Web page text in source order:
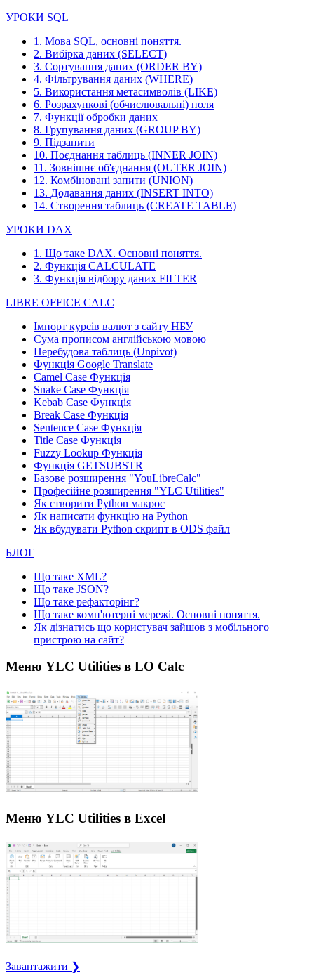
УРОКИ SQL
1. Мова SQL, основні поняття.
2. Вибірка даних (SELECT)
3. Сортування даних (ORDER BY)
4. Фільтрування даних (WHERE)
5. Використання метасимволів (LIKE)
6. Розрахункові (обчислювальні) поля
7. Функції обробки даних
8. Групування даних (GROUP BY)
9. Підзапити
10. Поєднання таблиць (INNER JOIN)
11. Зовнішнє об'єднання (OUTER JOIN)
12. Комбіновані запити (UNION)
13. Додавання даних (INSERT INTO)
14. Створення таблиць (CREATE TABLE)
УРОКИ DAX
1. Що таке DAX. Основні поняття.
2. Функція CALCULATE
3. Функція відбору даних FILTER
LIBRE OFFICE CALC
Імпорт курсів валют з сайту НБУ
Сума прописом англійською мовою
Перебудова таблиць (Unpivot)
Функція Google Translate
Camel Case Функція
Snake Case Функція
Kebab Case Функція
Break Case Функція
Sentence Case Функція
Title Case Функція
Fuzzy Lookup Функція
Функція GETSUBSTR
Базове розширення "YouLibreCalc"
Професійне розширення "YLC Utilities"
Як створити Python макрос
Як написати функцію на Python
Як вбудувати Python скрипт в ODS файл
БЛОГ
Що таке XML?
Що таке JSON?
Що таке рефакторінг?
Що таке комп'ютерні мережі. Основні поняття.
Як дізнатись що користувач зайшов з мобільного
пристрою на сайт?
Меню YLC Utilities в LO Calc
Меню YLC Utilities в Excel
Завантажити ❯